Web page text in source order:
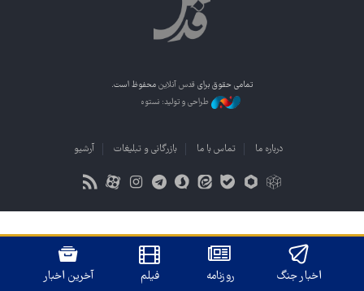
تمامی حقوق برای قدس آنلاین محفوظ است.
طراحی و تولید: نستوه
درباره ما تماس با ما بازرگانی و تبلیغات آرشیو
اخبار جنگ روزنامه فیلم آخرین اخبار